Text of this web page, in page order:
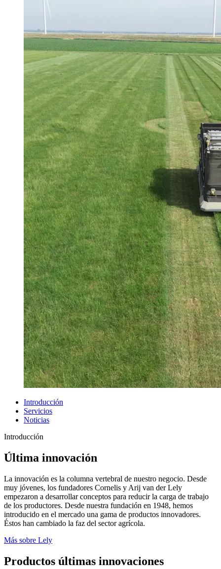
Introducción
Servicios
Noticias
Introducción
Última innovación
La innovación es la columna vertebral de nuestro negocio. Desde
muy jóvenes, los fundadores Cornelis y Arij van der Lely
empezaron a desarrollar conceptos para reducir la carga de trabajo
de los productores. Desde nuestra fundación en 1948, hemos
introducido en el mercado una gama de productos innovadores.
Éstos han cambiado la faz del sector agrícola.
Más sobre Lely
Productos últimas innovaciones